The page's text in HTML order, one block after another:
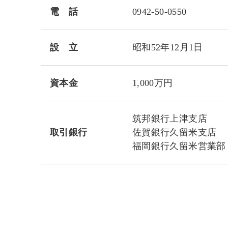
電 話 0942-50-0550
設 立 昭和52年12月1日
資本金 1,000万円
取引銀行
筑邦銀行上津支店
佐賀銀行久留米支店
福岡銀行久留米営業部